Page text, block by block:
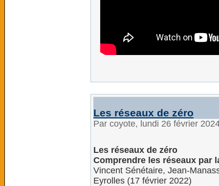
Les réseaux de zéro
Par coyote, lundi 26 février
Les réseaux de zéro
Comprendre les réseaux par
Vincent Sénétaire, Jean-
Eyrolles (17 février 2022)